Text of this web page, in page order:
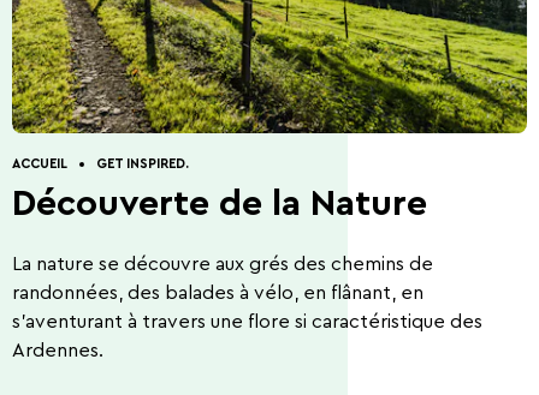
Découverte de la
Nature
Visites guidées
5 Choses à faire Activités d'été 2026
Restaurants. Gîtes.
Comment venir? Contact.
ACCUEIL GET INSPIRED.
Découverte de la Nature
La nature se découvre aux grés des chemins de
randonnées, des balades à vélo, en flânant, en
s’aventurant à travers une flore si caractéristique des
Ardennes.